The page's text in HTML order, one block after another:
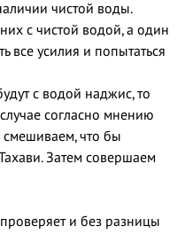
чистой воды.
с чистой водой, а один
все усилия и попытаться
с водой наджис, то
согласно мнению
что бы
Затем совершаем
и без разницы